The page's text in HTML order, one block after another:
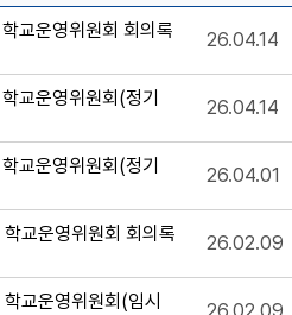
교운영위원회 회의록
26.04.14
교운영위원회(정기
26.04.14
교운영위원회(정기
26.04.01
교운영위원회 회의록
26.02.09
교운영위원회(임시